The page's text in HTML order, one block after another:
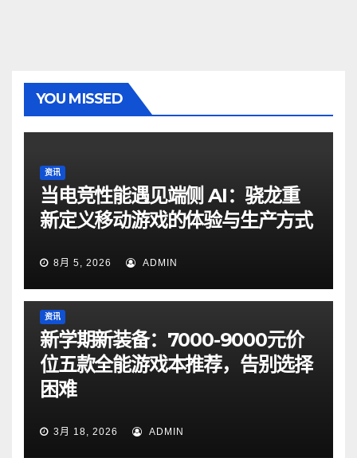
YOU MISSED
资讯
当电竞性能遇见端侧 AI：骁龙重
新定义移动游戏的体验与生产方式
8月 5, 2026 ADMIN
资讯
新学期新装备：7000-9000元价
位五款全能游戏本推荐，告别选择
困难
3月 18, 2026 ADMIN